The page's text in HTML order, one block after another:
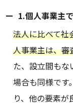
1.個人事業主
法人に比べて社
人事業主は、審
た、設立間も
場合も同様です
り、他の要素